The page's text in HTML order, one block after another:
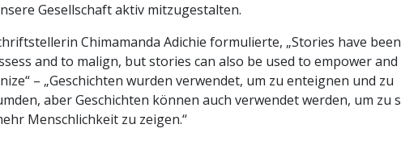
Gesellschaft aktiv mitzugestalten.
Chimamanda Adichie formulierte, „Stories have
and to malign, but stories can also be used to empower
– „Geschichten wurden verwendet, um zu enteignen und zu
aber Geschichten können auch verwendet werden, um zu
Menschlichkeit zu zeigen.“